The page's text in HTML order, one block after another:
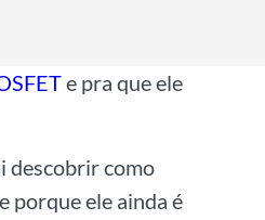
e pra que ele
descobrir como
porque ele ainda é